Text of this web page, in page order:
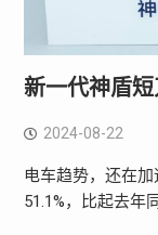
新一代神盾短
2024-08-22
电车趋势，还在
51.1%，比起去年